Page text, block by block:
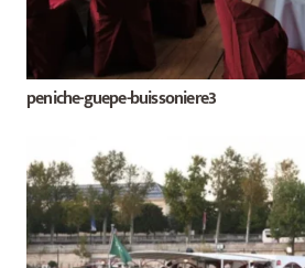
peniche-guepe-buissoniere3